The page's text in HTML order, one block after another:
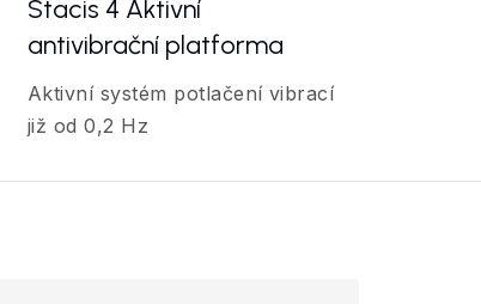
Stacis 4 Aktivní
antivibrační platforma
Aktivní systém potlačení vibrací
již od 0,2 Hz